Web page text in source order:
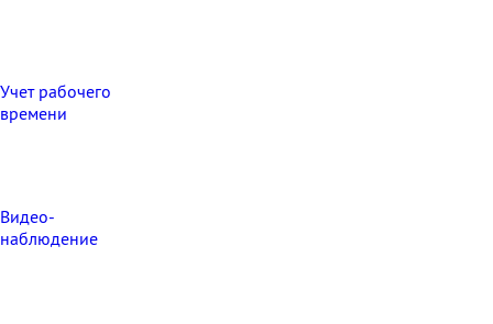
Учет рабочего
времени
Видео‑
наблюдение